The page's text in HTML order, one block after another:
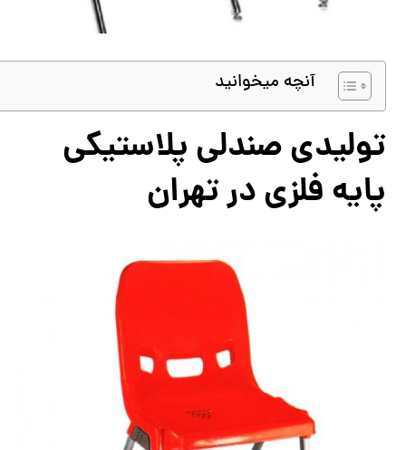
آنچه میخوانید
تولیدی صندلي پلاستيكي
پايه فلزي در تهران